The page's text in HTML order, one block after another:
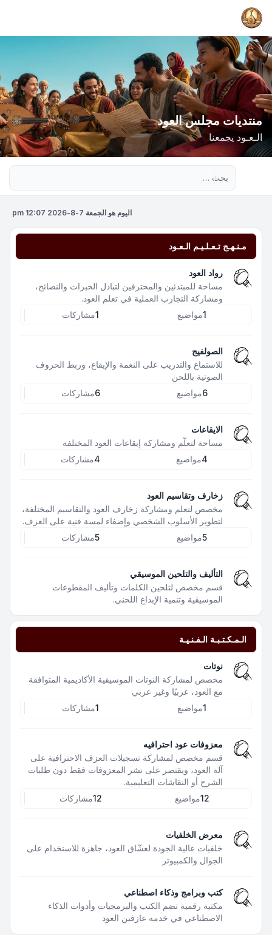
منتديات مجلس العود
الـعـود يجمعنا
اليوم هو الجمعة 7-8-2026 12:07 pm
مـنـهـج تـعـلـيـم الـعـود
رواد العود
مساحة للمبتدئين والمحترفين لتبادل الخبرات والنصائح،
ومشاركة التجارب العملية في تعلم العود.
1مواضيع 1مشاركات
الصولفيج
للاستماع والتدريب على النغمة والإيقاع، وربط الحروف
الصوتية باللحن
6مواضيع 6مشاركات
الايقاعات
مساحة لتعلّم ومشاركة إيقاعات العود المختلفة
4مواضيع 4مشاركات
زخارف وتقاسيم العود
مخصص لتعلم ومشاركة زخارف العود والتقاسيم المختلفة،
لتطوير الأسلوب الشخصي وإضفاء لمسة فنية على العزف.
5مواضيع 5مشاركات
التأليف والتلحين الموسيقي
قسم مخصص لتلحين الكلمات وتأليف المقطوعات
الموسيقية وتنمية الإبداع اللحني.
الـمـكـتـبـة الـفـنـيـة
نوتات
مخصص لمشاركة النوتات الموسيقية الأكاديمية المتوافقة
مع العود، عربيًا وغير عربي
1مواضيع 1مشاركات
معزوفات عود احترافيه
قسم مخصص لمشاركة تسجيلات العزف الاحترافية على
آلة العود، ويقتصر على نشر المعزوفات فقط دون طلبات
الشرح أو النقاشات التعليمية.
12مواضيع 12مشاركات
معرض الخلفيات
خلفيات عالية الجودة لعشّاق العود، جاهزة للاستخدام على
الجوال والكمبيوتر
كتب وبرامج وذكاء اصطناعي
مكتبة رقمية تضم الكتب والبرمجيات وأدوات الذكاء
الاصطناعي في خدمه عازفين العود